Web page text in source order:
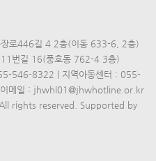
로446길 4 2층(이동 633-6, 2층)
번길 16(풍호동 762-4 3층)
546-8322 | 지역아동센터 : 055-
메일 : jhwhl01@jhwhotline.or.kr
rights reserved. Supported by